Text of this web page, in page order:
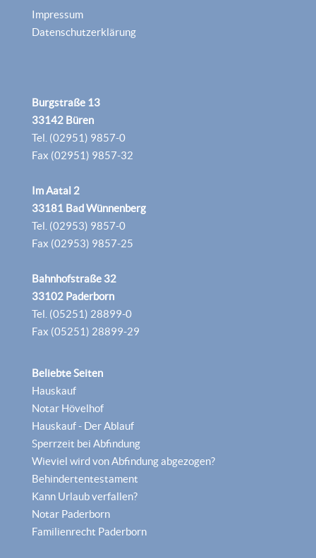
Impressum
Datenschutzerklärung
Burgstraße 13
33142 Büren
Tel. (02951) 9857-0
Fax (02951) 9857-32
Im Aatal 2
33181 Bad Wünnenberg
Tel. (02953) 9857-0
Fax (02953) 9857-25
Bahnhofstraße 32
33102 Paderborn
Tel. (05251) 28899-0
Fax (05251) 28899-29
Beliebte Seiten
Hauskauf
Notar Hövelhof
Hauskauf - Der Ablauf
Sperrzeit bei Abfindung
Wieviel wird von Abfindung abgezogen?
Behindertentestament
Kann Urlaub verfallen?
Notar Paderborn
Familienrecht Paderborn